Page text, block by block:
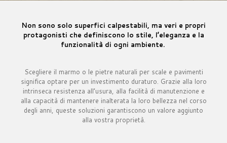
Non sono solo superfici calpestabili, ma veri e propri
protagonisti che definiscono lo stile, l’eleganza e la
funzionalità di ogni ambiente.
Scegliere il marmo o le pietre naturali per scale e pavimenti
significa optare per un investimento duraturo. Grazie alla loro
intrinseca resistenza all’usura, alla facilità di manutenzione e
alla capacità di mantenere inalterata la loro bellezza nel corso
degli anni, queste soluzioni garantiscono un valore aggiunto
alla vostra proprietà.